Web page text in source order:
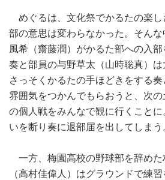
めぐるは、文化祭でかるたの楽し
部の意思は変わらなかった。そん
風希（齋藤潤）がかるた部への入
奏と部員の与野草太（山時聡真）
さっそくかるたの手ほどきをする
雰囲気をつかんでもらおうと、次
の個人戦をみんなで観に行くこと
いを断り奏に退部届を出してしまう
一方、梅園高校の野球部を辞めた
（高村佳偉人）はグラウンドで練